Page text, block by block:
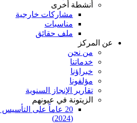
أنشطة أخرى
مشاركات خارجية
مناسبات
ملف حقائق
عن المركز
من نحن
خدماتنا
خبراؤنا
مؤلفونا
تقارير الإنجاز السنوية
الزيتونة في عيونهم
20 عاماً على
(2024)